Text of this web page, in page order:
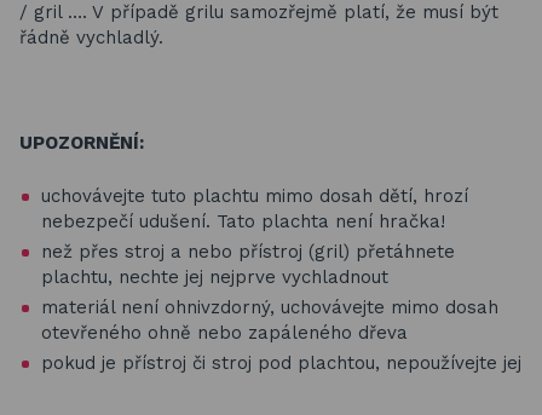
/ gril …. V případě grilu samozřejmě platí, že musí být
řádně vychladlý.
UPOZORNĚNÍ:
uchovávejte tuto plachtu mimo dosah dětí, hrozí
nebezpečí udušení. Tato plachta není hračka!
než přes stroj a nebo přístroj (gril) přetáhnete
plachtu, nechte jej nejprve vychladnout
materiál není ohnivzdorný, uchovávejte mimo dosah
otevřeného ohně nebo zapáleného dřeva
pokud je přístroj či stroj pod plachtou, nepoužívejte jej